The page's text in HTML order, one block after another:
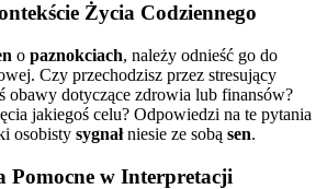
Życia Codziennego
o paznokciach, należy odnieść go do
Czy przechodzisz przez stresujący
obawy dotyczące zdrowia lub finansów?
jakiegoś celu? Odpowiedzi na te pytania
osobisty sygnałniesie ze sobą sen.
Pomocne w Interpretacji